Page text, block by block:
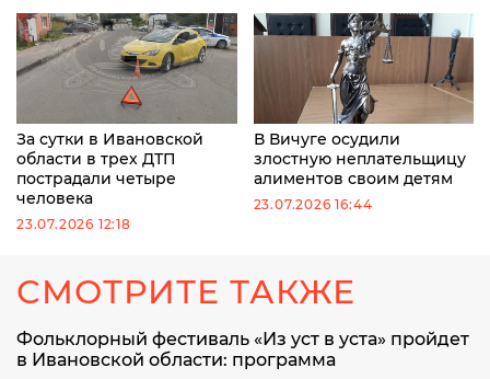
За сутки в Ивановской
области в трех ДТП
пострадали четыре
человека
23.07.2026 12:18
В Вичуге осудили
злостную неплательщицу
алиментов своим детям
23.07.2026 16:44
СМОТРИТЕ ТАКЖЕ
Фольклорный фестиваль «Из уст в уста» пройдет
в Ивановской области: программа